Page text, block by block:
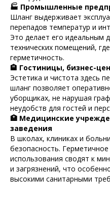
🏭 Промышленные
Шланг выдерживает
перепадов температур и
Это делает его идеальным
технических помещений,
герметичность.
🏨 Гостиницы, бизнес-
Эстетика и чистота здесь
шланг позволяет
уборщиках, не нарушая
неудобств для гостей и
🏥 Медицинские
заведения
В школах, клиниках и
безопасность.
использования сводят к
и загрязнений, что
высокими санитарными